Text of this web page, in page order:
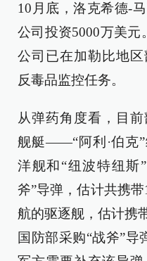
10月底，洛克希德-
公司投资5000万美
公司已在加勒比地
反毒品监控任务。
从弹药角度看，目
舰艇——“阿利·伯克”
洋舰和“纽波特纽
斧”导弹，估计共携
航的驱逐舰，估计携
国防部采购“战斧”导